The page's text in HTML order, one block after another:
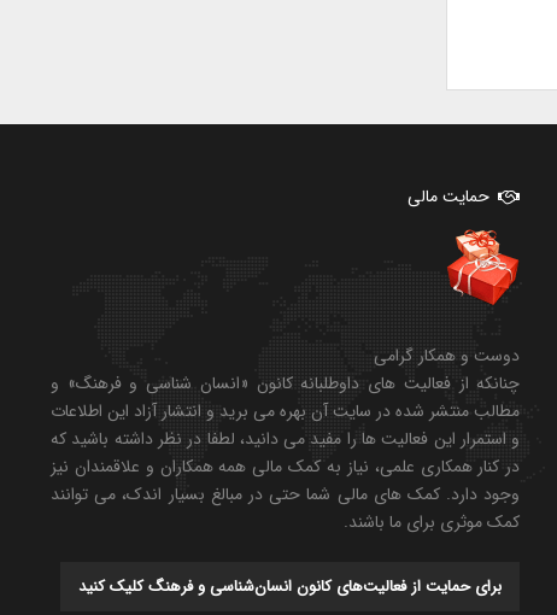
حمایت مالی
دوست و همکار گرامی
چنانکه از فعالیت های داوطلبانه کانون «انسان شناسی و فرهنگ» و
مطالب منتشر شده در سایت آن بهره می برید و انتشار آزاد این اطلاعات
و استمرار این فعالیت ها را مفید می دانید، لطفا در نظر داشته باشید که
در کنار همکاری علمی، نیاز به کمک مالی همه همکاران و علاقمندان نیز
وجود دارد. کمک های مالی شما حتی در مبالغ بسیار اندک، می توانند
کمک موثری برای ما باشند.
برای حمایت از فعالیت‌های کانون انسان‌شناسی و فرهنگ کلیک کنید